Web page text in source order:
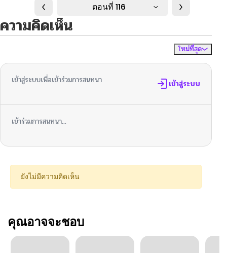
ตอนที่ 116
ความคิดเห็น
ใหม่ที่สุด
เข้าสู่ระบบเพื่อเข้าร่วมการสนทนา เข้าสู่ระบบ
เข้าร่วมการสนทนา...
ยังไม่มีความคิดเห็น
คุณอาจจะชอบ